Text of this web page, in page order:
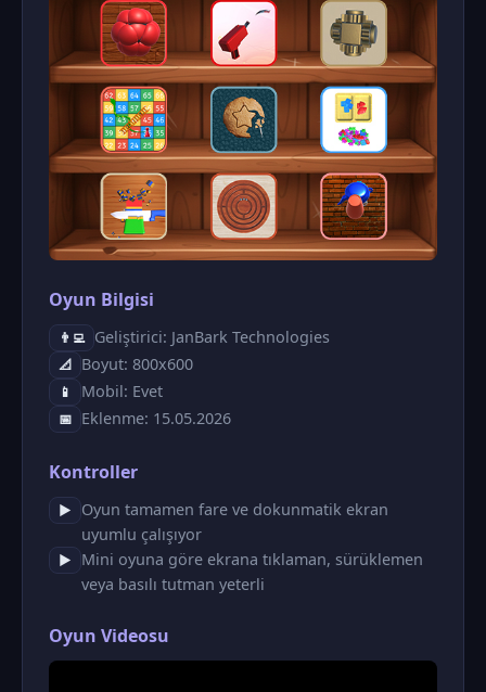
Oyun Bilgisi
👨‍💻 Geliştirici: JanBark Technologies
📐 Boyut: 800x600
📱 Mobil: Evet
📅 Eklenme: 15.05.2026
Kontroller
▶
Oyun tamamen fare ve dokunmatik ekran
uyumlu çalışıyor
▶
Mini oyuna göre ekrana tıklaman, sürüklemen
veya basılı tutman yeterli
Oyun Videosu